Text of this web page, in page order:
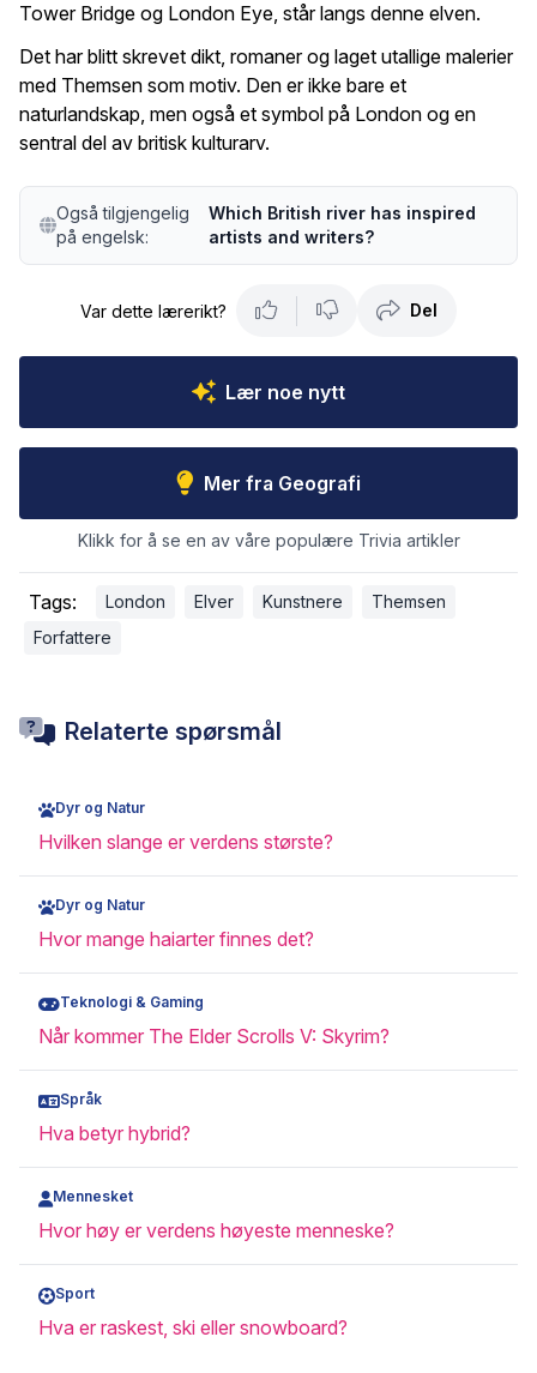
Tower Bridge og London Eye, står langs denne elven.
Det har blitt skrevet dikt, romaner og laget utallige malerier
med Themsen som motiv. Den er ikke bare et
naturlandskap, men også et symbol på London og en
sentral del av britisk kulturarv.
Også tilgjengelig
på engelsk:
Which British river has inspired
artists and writers?
Var dette lærerikt? Del
Lær noe nytt
Mer fra Geografi
Klikk for å se en av våre populære Trivia artikler
Tags: London Elver Kunstnere
Themsen
Forfattere
Relaterte spørsmål
Dyr og Natur
Hvilken slange er verdens største?
Dyr og Natur
Hvor mange haiarter finnes det?
Teknologi & Gaming
Når kommer The Elder Scrolls V: Skyrim?
Språk
Hva betyr hybrid?
Mennesket
Hvor høy er verdens høyeste menneske?
Sport
Hva er raskest, ski eller snowboard?